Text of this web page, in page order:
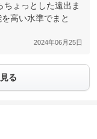
ちょっとした遠出ま
高い水準でまと
2024年06月25日
る